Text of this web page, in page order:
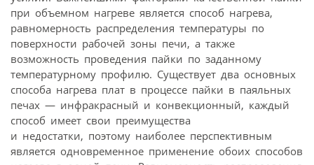
при объемном нагреве является способ нагрева,
равномерность распределения температуры по
поверхности рабочей зоны печи, а также
возможность проведения пайки по заданному
температурному профилю. Существует два основных
способа нагрева плат в процессе пайки в паяльных
печах — инфракрасный и конвекционный, каждый
способ имеет свои преимущества
и недостатки, поэтому наиболее перспективным
является одновременное применение обоих способов